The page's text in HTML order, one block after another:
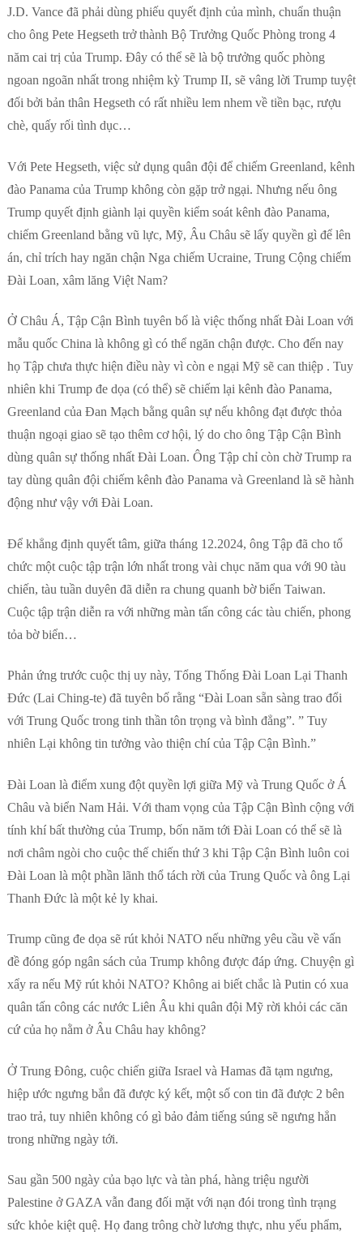
J.D. Vance đã phải dùng phiếu quyết định của mình, chuẩn thuận
cho ông Pete Hegseth trở thành Bộ Trưởng Quốc Phòng trong 4
năm cai trị của Trump. Đây có thể sẽ là bộ trưởng quốc phòng
ngoan ngoãn nhất trong nhiệm kỳ Trump II, sẽ vâng lời Trump tuyệt
đối bởi bản thân Hegseth có rất nhiều lem nhem về tiền bạc, rượu
chè, quấy rối tình dục…
Với Pete Hegseth, việc sử dụng quân đội để chiếm Greenland, kênh
đào Panama của Trump không còn gặp trở ngại. Nhưng nếu ông
Trump quyết định giành lại quyền kiểm soát kênh đào Panama,
chiếm Greenland bằng vũ lực, Mỹ, Âu Châu sẽ lấy quyền gì để lên
án, chỉ trích hay ngăn chận Nga chiếm Ucraine, Trung Cộng chiếm
Đài Loan, xâm lăng Việt Nam?
Ở Châu Á, Tập Cận Bình tuyên bố là việc thống nhất Đài Loan với
mẫu quốc China là không gì có thể ngăn chận được. Cho đến nay
họ Tập chưa thực hiện điều này vì còn e ngại Mỹ sẽ can thiệp . Tuy
nhiên khi Trump đe dọa (có thể) sẽ chiếm lại kênh đào Panama,
Greenland của Đan Mạch bằng quân sự nếu không đạt được thỏa
thuận ngoại giao sẽ tạo thêm cơ hội, lý do cho ông Tập Cận Bình
dùng quân sự thống nhất Đài Loan. Ông Tập chỉ còn chờ Trump ra
tay dùng quân đội chiếm kênh đào Panama và Greenland là sẽ hành
động như vậy với Đài Loan.
Để khẳng định quyết tâm, giữa tháng 12.2024, ông Tập đã cho tổ
chức một cuộc tập trận lớn nhất trong vài chục năm qua với 90 tàu
chiến, tàu tuần duyên đã diễn ra chung quanh bờ biển Taiwan.
Cuộc tập trận diễn ra với những màn tấn công các tàu chiến, phong
tỏa bờ biển…
Phản ứng trước cuộc thị uy này, Tổng Thống Đài Loan Lại Thanh
Đức (Lai Ching-te) đã tuyên bố rằng “Đài Loan sẵn sàng trao đổi
với Trung Quốc trong tinh thần tôn trọng và bình đẳng”. ” Tuy
nhiên Lại không tin tưởng vào thiện chí của Tập Cận Bình.”
Đài Loan là điểm xung đột quyền lợi giữa Mỹ và Trung Quốc ở Á
Châu và biển Nam Hải. Với tham vọng của Tập Cận Bình cộng với
tính khí bất thường của Trump, bốn năm tới Đài Loan có thể sẽ là
nơi châm ngòi cho cuộc thế chiến thứ 3 khi Tập Cận Bình luôn coi
Đài Loan là một phần lãnh thổ tách rời của Trung Quốc và ông Lại
Thanh Đức là một kẻ ly khai.
Trump cũng đe dọa sẽ rút khỏi NATO nếu những yêu cầu về vấn
đề đóng góp ngân sách của Trump không được đáp ứng. Chuyện gì
xẩy ra nếu Mỹ rút khỏi NATO? Không ai biết chắc là Putin có xua
quân tấn công các nước Liên Âu khi quân đội Mỹ rời khỏi các căn
cứ của họ nằm ở Âu Châu hay không?
Ở Trung Đông, cuộc chiến giữa Israel và Hamas đã tạm ngưng,
hiệp ước ngưng bắn đã được ký kết, một số con tin đã được 2 bên
trao trả, tuy nhiên không có gì bảo đảm tiếng súng sẽ ngưng hẳn
trong những ngày tới.
Sau gần 500 ngày của bạo lực và tàn phá, hàng triệu người
Palestine ở GAZA vẫn đang đối mặt với nạn đói trong tình trạng
sức khỏe kiệt quệ. Họ đang trông chờ lương thực, nhu yếu phẩm,